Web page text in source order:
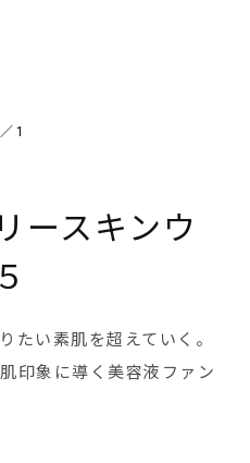
／ 1
ースキンウ
たい素肌を超えていく。
印象に導く美容液ファン